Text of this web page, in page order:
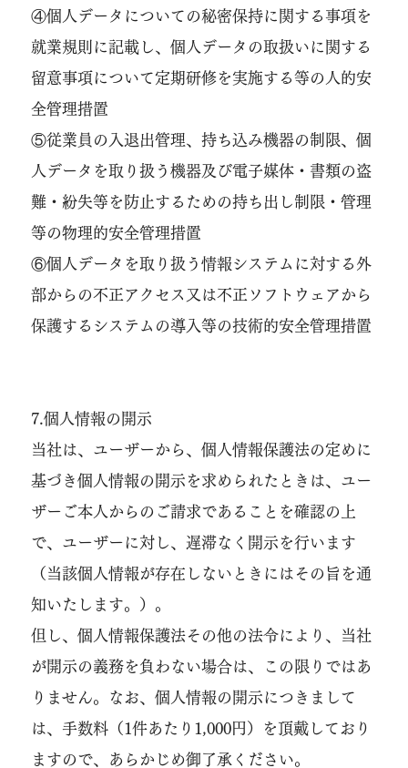
④個人データについての秘密保持に関する事項を
就業規則に記載し、個人データの取扱いに関する
留意事項について定期研修を実施する等の人的安
全管理措置
⑤従業員の入退出管理、持ち込み機器の制限、個
人データを取り扱う機器及び電子媒体・書類の盗
難・紛失等を防止するための持ち出し制限・管理
等の物理的安全管理措置
⑥個人データを取り扱う情報システムに対する外
部からの不正アクセス又は不正ソフトウェアから
保護するシステムの導入等の技術的安全管理措置
7.個人情報の開示
当社は、ユーザーから、個人情報保護法の定めに
基づき個人情報の開示を求められたときは、ユー
ザーご本人からのご請求であることを確認の上
で、ユーザーに対し、遅滞なく開示を行います
（当該個人情報が存在しないときにはその旨を通
知いたします。）。
但し、個人情報保護法その他の法令により、当社
が開示の義務を負わない場合は、この限りではあ
りません。なお、個人情報の開示につきまして
は、手数料（1件あたり1,000円）を頂戴しており
ますので、あらかじめ御了承ください。